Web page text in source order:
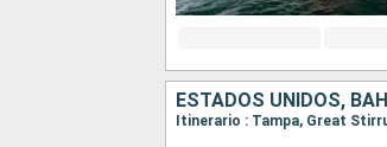
ESTADOS UNIDOS,
Itinerario : Tampa, Great